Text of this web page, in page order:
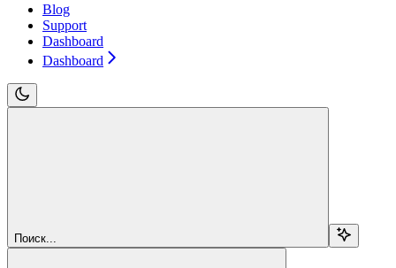
Blog
Support
Dashboard
Dashboard
Поиск...